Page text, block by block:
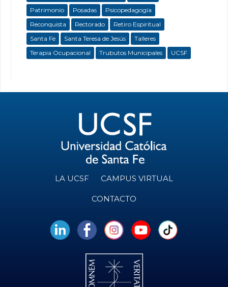
Patrimonio
Posadas
Psicopedagogía
Reconquista
Rectorado
Retiro Espiritual
Santa Fe
Santa Teresa de Jesús
Talleres
Terapia Ocupacional
Trubutos Municipales UCSF
LA UCSF CAMPUS VIRTUAL
CONTACTO